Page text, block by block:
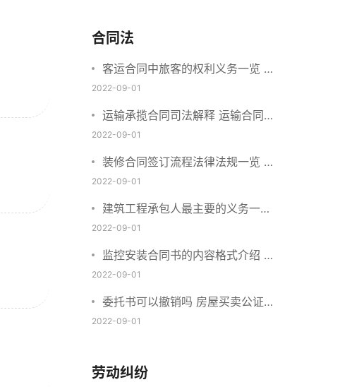
合什么要件？
合同法
客运合同中旅客的权利义务一览 主
要包括这些内容
2022-09-01
运输承揽合同司法解释 运输合同中
承运人的义务有哪些
2022-09-01
装修合同签订流程法律法规一览 律
师解答
2022-09-01
建筑工程承包人最主要的义务一览
承包合同内容介绍
2022-09-01
监控安装合同书的内容格式介绍 一
般包括这些条款
2022-09-01
委托书可以撤销吗 房屋买卖公证可
否撤销
2022-09-01
劳动纠纷